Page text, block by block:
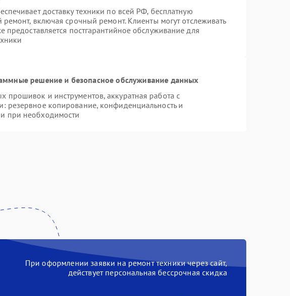
доставку техники по всей РФ, бесплатную
ремонт, включая срочный ремонт. Клиенты могут отслеживать
предоставляется постгарантийное обслуживание для
решение и безопасное обслуживание данных
прошивок и инструментов, аккуратная работа с
резервное копирование, конфиденциальность и
при необходимости
При оформлении заявки на ремонт техники через сайт,
действует персональная бессрочная скидка